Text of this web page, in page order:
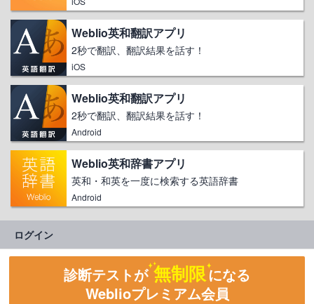
Weblio英和翻訳アプリ
2秒で翻訳、翻訳結果を話す！
iOS
Weblio英和翻訳アプリ
2秒で翻訳、翻訳結果を話す！
Android
Weblio英和辞書アプリ
英和・和英を一度に検索する英語辞書
Android
ログイン
診断テストが 無制限になる
Weblioプレミアム会員